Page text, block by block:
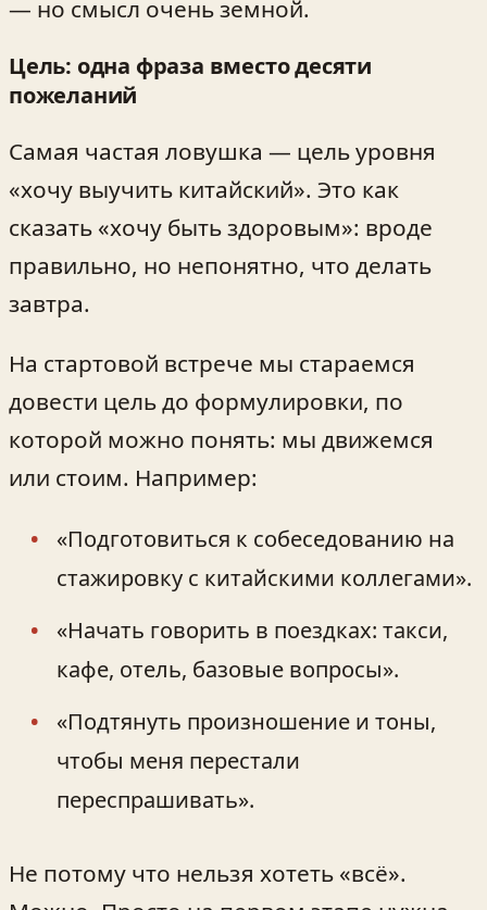
— но смысл очень земной.
Цель: одна фраза вместо десяти
пожеланий
Самая частая ловушка — цель уровня
«хочу выучить китайский». Это как
сказать «хочу быть здоровым»: вроде
правильно, но непонятно, что делать
завтра.
На стартовой встрече мы стараемся
довести цель до формулировки, по
которой можно понять: мы движемся
или стоим. Например:
«Подготовиться к собеседованию на
стажировку с китайскими коллегами».
«Начать говорить в поездках: такси,
кафе, отель, базовые вопросы».
«Подтянуть произношение и тоны,
чтобы меня перестали
переспрашивать».
Не потому что нельзя хотеть «всё».